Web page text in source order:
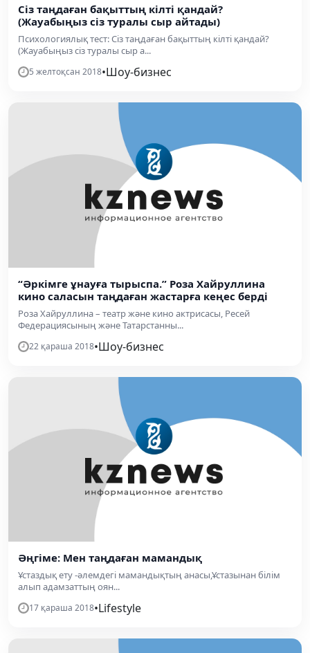
Сіз таңдаған бақыттың кілті қандай?
(Жауабыңыз сіз туралы сыр айтады)
Психологиялық тест: Сіз таңдаған бақыттың кілті қандай?
(Жауабыңыз сіз туралы сыр а...
5 желтоқсан 2018•Шоу-бизнес
“Әркімге ұнауға тырыспа.” Роза Хайруллина
кино саласын таңдаған жастарға кеңес берді
Роза Хайруллина – театр және кино актрисасы, Ресей
Федерациясының және Татарстанны...
22 қараша 2018•Шоу-бизнес
Әңгіме: Мен таңдаған мамандық
Ұстаздық ету -әлемдегі мамандықтың анасы,Ұстазынан білім
алып адамзаттың оян...
17 қараша 2018•Lifestyle